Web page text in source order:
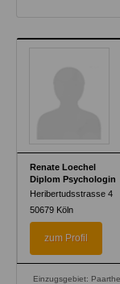
Renate Loechel
Diplom Psychologin
Heribertudsstrasse 4
50679 Köln
zum Profil
Einzugsgebiet: